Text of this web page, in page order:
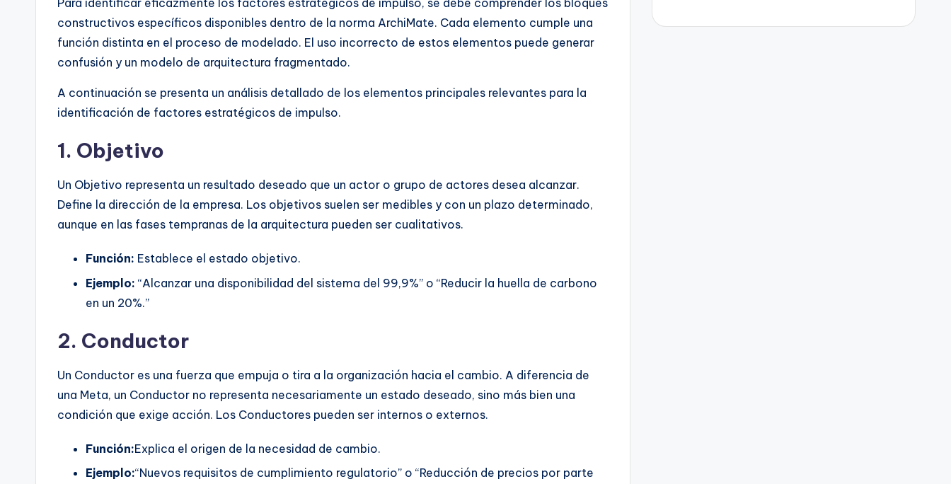
Para identificar eficazmente los factores estratégicos de impulso, se debe comprender los bloques
constructivos específicos disponibles dentro de la norma ArchiMate. Cada elemento cumple una
función distinta en el proceso de modelado. El uso incorrecto de estos elementos puede generar
confusión y un modelo de arquitectura fragmentado.
A continuación se presenta un análisis detallado de los elementos principales relevantes para la
identificación de factores estratégicos de impulso.
1. Objetivo
Un Objetivo representa un resultado deseado que un actor o grupo de actores desea alcanzar.
Define la dirección de la empresa. Los objetivos suelen ser medibles y con un plazo determinado,
aunque en las fases tempranas de la arquitectura pueden ser cualitativos.
Función: Establece el estado objetivo.
Ejemplo: “Alcanzar una disponibilidad del sistema del 99,9%” o “Reducir la huella de carbono
en un 20%.”
2. Conductor
Un Conductor es una fuerza que empuja o tira a la organización hacia el cambio. A diferencia de
una Meta, un Conductor no representa necesariamente un estado deseado, sino más bien una
condición que exige acción. Los Conductores pueden ser internos o externos.
Función:Explica el origen de la necesidad de cambio.
Ejemplo:“Nuevos requisitos de cumplimiento regulatorio” o “Reducción de precios por parte